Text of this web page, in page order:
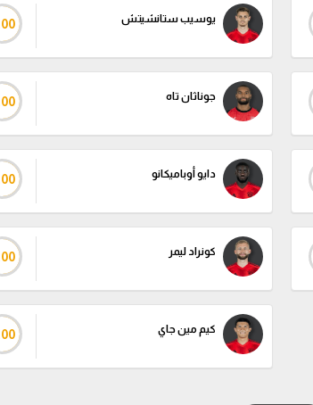
يوسيب ستانشيتش
جوناثان تاه
دايو أوباميكانو
كونراد ليمر
كيم مين جاي